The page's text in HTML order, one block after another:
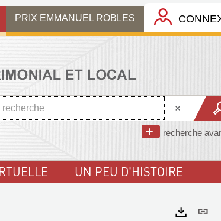
PRIX EMMANUEL ROBLES
recherche
UN PEU D'HISTOIRE